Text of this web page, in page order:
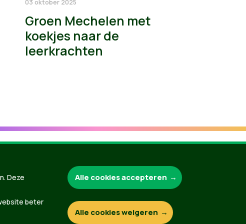
03 oktober 2025
Groen Mechelen met
koekjes naar de
leerkrachten
Groen.be
Deze
beter
Alle cookies accepteren
Alle cookies weigeren